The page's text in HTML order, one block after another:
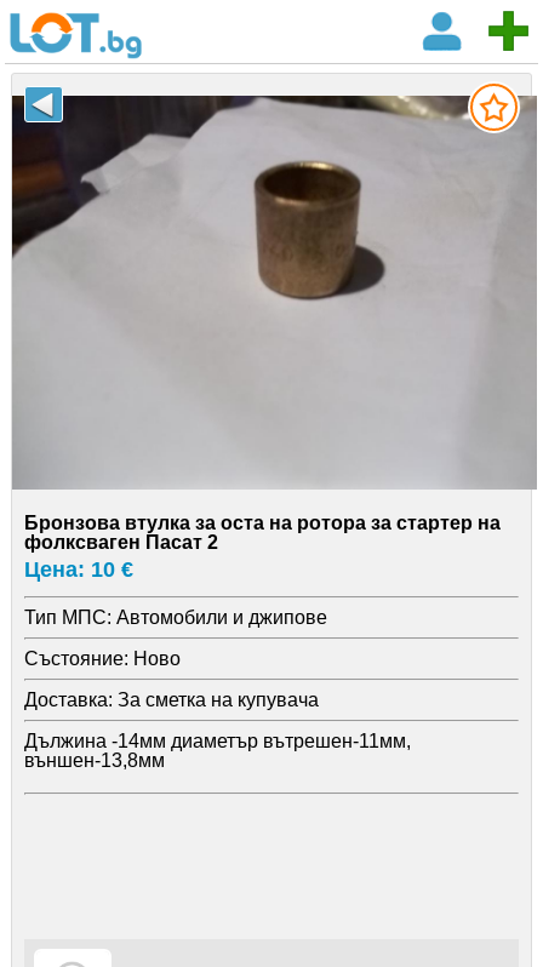
Бронзова втулка за оста на ротора за стартер на
фолксваген Пасат 2
Цена: 10 €
Тип МПС: Автомобили и джипове
Състояние: Ново
Доставка: За сметка на купувача
Дължина -14мм диаметър вътрешен-11мм,
външен-13,8мм